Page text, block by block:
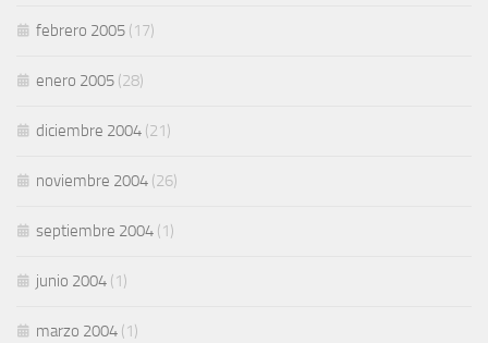
febrero 2005 (17)
enero 2005 (28)
diciembre 2004 (21)
noviembre 2004 (26)
septiembre 2004 (1)
junio 2004 (1)
marzo 2004 (1)